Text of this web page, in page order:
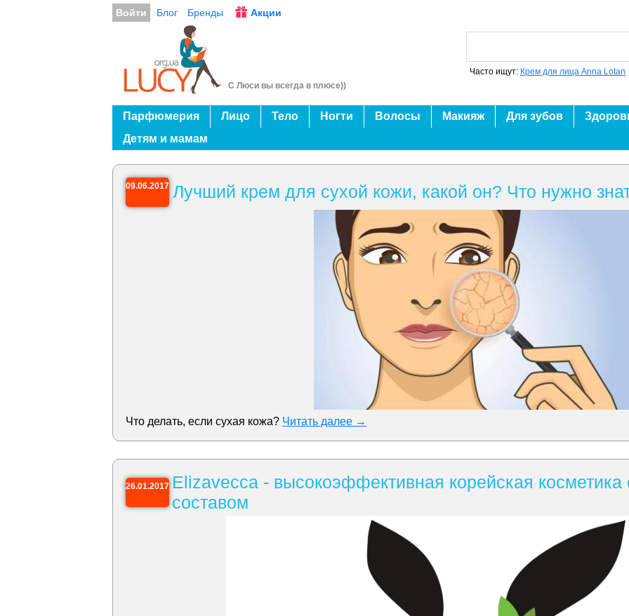
Войти Блог Бренды Акции
С Люси вы всегда в плюсе))
Часто ищут: Крем для лица Anna Lotan
Парфюмерия Лицо Тело Ногти Волосы Макияж Для зубов
Детям и мамам
09.06.2017 Лучший крем для сухой кожи, какой он? Что нужно
Что делать, если сухая кожа? Читать далее →
26.01.2017 Elizavecca - высокоэффективная корейская
составом